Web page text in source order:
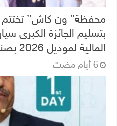
محفظة” ون كاش”
المالية لموديل 2026 بصنعاء
‏6 أيام مضت